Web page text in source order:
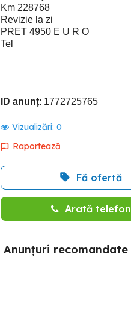
Km 228768
Revizie la zi
PRET 4950 E U R O
Tel
ID anunț: 1772725765
Vizualizări: 0
Raportează
Fă ofertă
Arată telefon
Anunțuri recomandate